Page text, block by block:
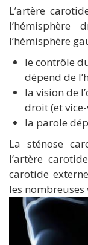
L’artère
l’hémisphère
l’hémisphère
le contrôle
dépend de
la vision de
droit (et vice-
la parole
La sténose
l’artère
carotide
les nombreuses